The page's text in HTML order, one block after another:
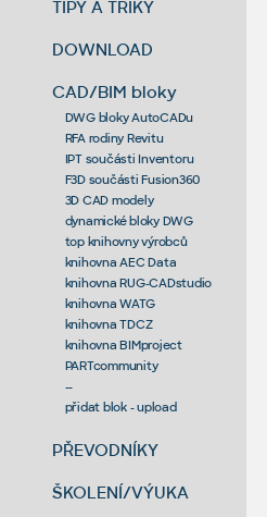
TIPY A TRIKY
DOWNLOAD
CAD/BIM bloky
DWG bloky AutoCADu
RFA rodiny Revitu
IPT součásti Inventoru
F3D součásti Fusion360
3D CAD modely
dynamické bloky DWG
top knihovny výrobců
knihovna AEC Data
knihovna RUG-CADstudio
knihovna WATG
knihovna TDCZ
knihovna BIMproject
PARTcommunity
--
přidat blok - upload
PŘEVODNÍKY
ŠKOLENÍ/VÝUKA